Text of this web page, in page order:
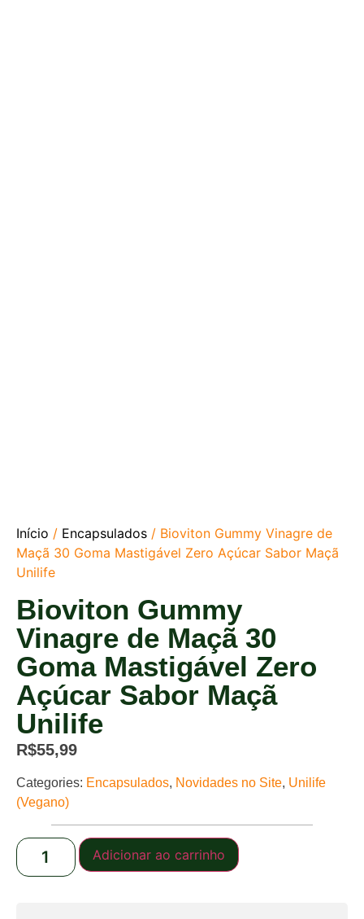
Início / Encapsulados / Bioviton Gummy Vinagre de
Maçã 30 Goma Mastigável Zero Açúcar Sabor Maçã
Unilife
Bioviton Gummy
Vinagre de Maçã 30
Goma Mastigável Zero
Açúcar Sabor Maçã
Unilife
R$55,99
Categories: Encapsulados, Novidades no Site, Unilife
(Vegano)
Adicionar ao carrinho